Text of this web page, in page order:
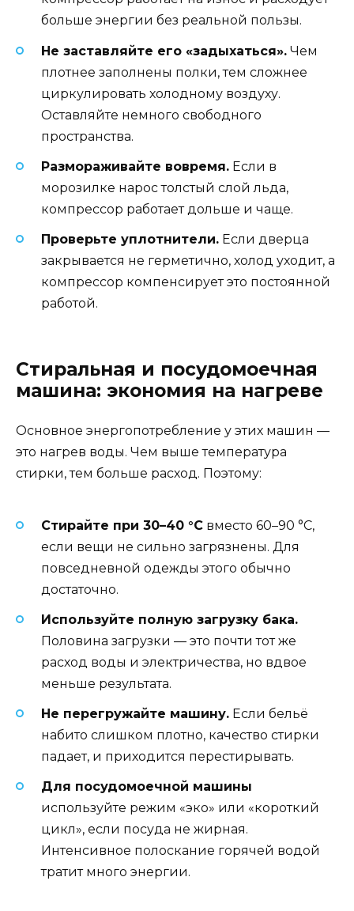
больше энергии без реальной пользы.
Не заставляйте его «задыхаться». Чем
плотнее заполнены полки, тем сложнее
циркулировать холодному воздуху.
Оставляйте немного свободного
пространства.
Размораживайте вовремя. Если в
морозилке нарос толстый слой льда,
компрессор работает дольше и чаще.
Проверьте уплотнители. Если дверца
закрывается не герметично, холод уходит, а
компрессор компенсирует это постоянной
работой.
Стиральная и посудомоечная
машина: экономия на нагреве
Основное энергопотребление у этих машин —
это нагрев воды. Чем выше температура
стирки, тем больше расход. Поэтому:
Стирайте при 30–40 °C вместо 60–90 °C,
если вещи не сильно загрязнены. Для
повседневной одежды этого обычно
достаточно.
Используйте полную загрузку бака.
Половина загрузки — это почти тот же
расход воды и электричества, но вдвое
меньше результата.
Не перегружайте машину. Если бельё
набито слишком плотно, качество стирки
падает, и приходится перестирывать.
Для посудомоечной машины
используйте режим «эко» или «короткий
цикл», если посуда не жирная.
Интенсивное полоскание горячей водой
тратит много энергии.